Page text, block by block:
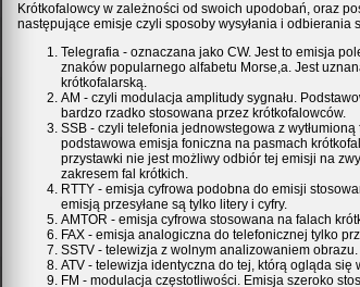
Krótkofalowcy w zależności od swoich upodobań, oraz
następujące emisje czyli sposoby wysyłania i odbierania
Telegrafia - oznaczana jako CW. Jest to emisja
znaków popularnego alfabetu Morse,a. Jest
krótkofalarską.
AM - czyli modulacja amplitudy sygnału.
bardzo rzadko stosowana przez krótkofalowców.
SSB - czyli telefonia jednowstegowa z
podstawowa emisja foniczna na pasmach
przystawki nie jest możliwy odbiór tej emisji na
zakresem fal krótkich.
RTTY - emisja cyfrowa podobna do emisji
emisją przesyłane są tylko litery i cyfry.
AMTOR - emisja cyfrowa stosowana na falach
FAX - emisja analogiczna do telefonicznej tylko
SSTV - telewizja z wolnym analizowaniem obrazu.
ATV - telewizja identyczna do tej, którą ogląda się
FM - modulacja częstotliwości. Emisja szeroko